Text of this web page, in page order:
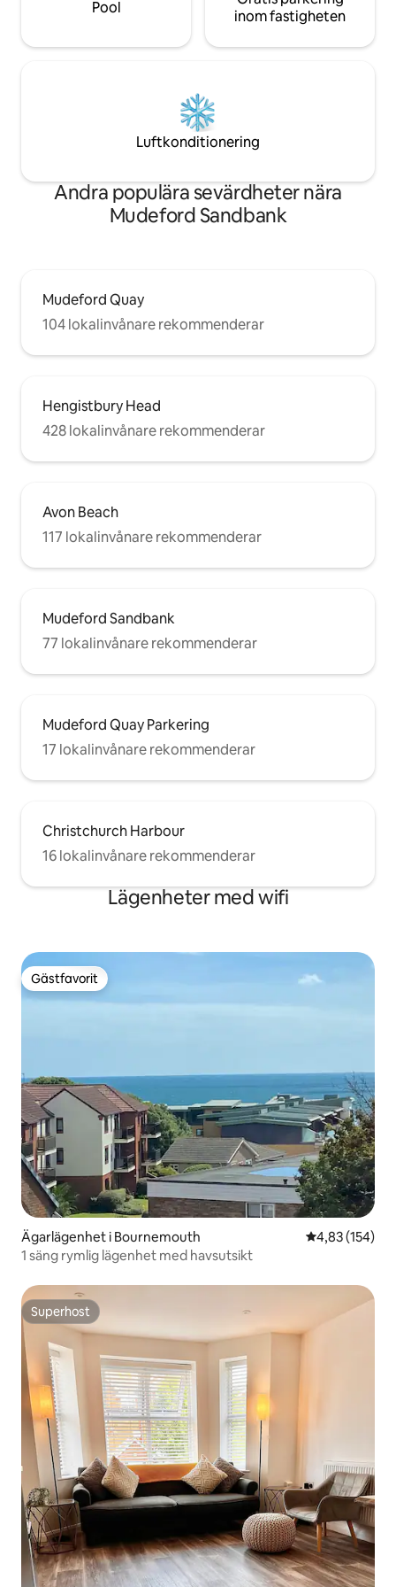
Pool
inom fastigheten
Luftkonditionering
Andra populära sevärdheter nära
Mudeford Sandbank
Mudeford Quay
104 lokalinvånare rekommenderar
Hengistbury Head
428 lokalinvånare rekommenderar
Avon Beach
117 lokalinvånare rekommenderar
Mudeford Sandbank
77 lokalinvånare rekommenderar
Mudeford Quay Parkering
17 lokalinvånare rekommenderar
Christchurch Harbour
16 lokalinvånare rekommenderar
Lägenheter med wifi
Gästfavorit
Gästfavorit
Ägarlägenhet i Bournemouth 4,83 av 5 i
4,83 (154)
1 säng rymlig lägenhet med havsutsikt
Superhost
Superhost